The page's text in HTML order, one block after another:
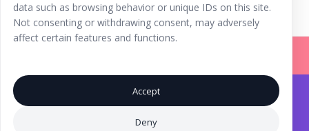
data such as browsing behavior or unique IDs on this site.
Not consenting or withdrawing consent, may adversely
affect certain features and functions.
Accept
Deny
Iniciar Sesión | Registrarse |
Copyright © 2026Ibiza Fun Family. Todos los derechos
reservados.Aviso Legal